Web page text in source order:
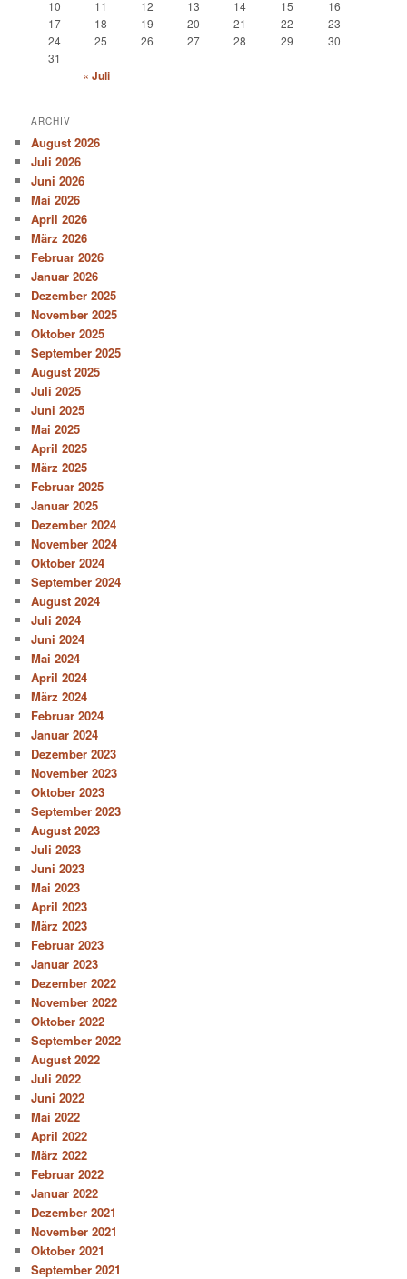
10 11 12 13 14 15
16
17
18 19 20 21 22
23
24
25 26 27 28 29
30
31
« Juli
ARCHIV
August 2026
Juli 2026
Juni 2026
Mai 2026
April 2026
März 2026
Februar 2026
Januar 2026
Dezember 2025
November 2025
Oktober 2025
September 2025
August 2025
Juli 2025
Juni 2025
Mai 2025
April 2025
März 2025
Februar 2025
Januar 2025
Dezember 2024
November 2024
Oktober 2024
September 2024
August 2024
Juli 2024
Juni 2024
Mai 2024
April 2024
März 2024
Februar 2024
Januar 2024
Dezember 2023
November 2023
Oktober 2023
September 2023
August 2023
Juli 2023
Juni 2023
Mai 2023
April 2023
März 2023
Februar 2023
Januar 2023
Dezember 2022
November 2022
Oktober 2022
September 2022
August 2022
Juli 2022
Juni 2022
Mai 2022
April 2022
März 2022
Februar 2022
Januar 2022
Dezember 2021
November 2021
Oktober 2021
September 2021